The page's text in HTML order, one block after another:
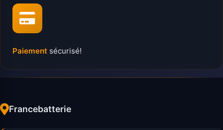
Paiement sécurisé!
Francebatterie